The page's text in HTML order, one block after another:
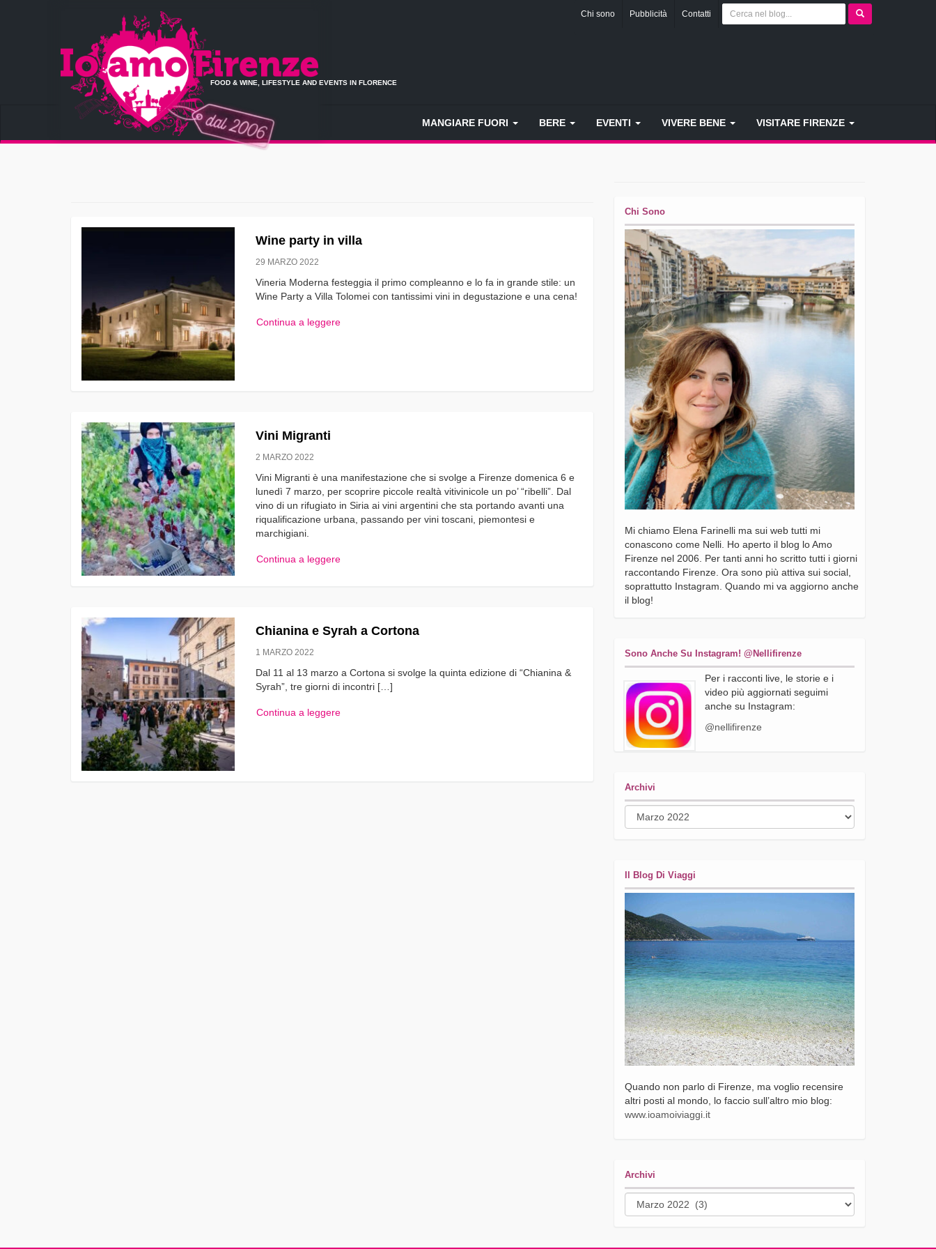
Chi sono Pubblicità Contatti
FOOD & WINE, LIFESTYLE AND EVENTS IN FLORENCE
MANGIARE FUORI BERE EVENTI VIVERE BENE VISITARE FIRENZE
Wine party in villa
29 MARZO 2022
Vineria Moderna festeggia il primo compleanno e lo fa in grande stile: un
Wine Party a Villa Tolomei con tantissimi vini in degustazione e una cena!
Continua a leggere
Vini Migranti
2 MARZO 2022
Vini Migranti è una manifestazione che si svolge a Firenze domenica 6 e
lunedì 7 marzo, per scoprire piccole realtà vitivinicole un po’ “ribelli”. Dal
vino di un rifugiato in Siria ai vini argentini che sta portando avanti una
riqualificazione urbana, passando per vini toscani, piemontesi e
marchigiani.
Continua a leggere
Chianina e Syrah a Cortona
1 MARZO 2022
Dal 11 al 13 marzo a Cortona si svolge la quinta edizione di “Chianina &
Syrah”, tre giorni di incontri […]
Continua a leggere
Chi Sono
Mi chiamo Elena Farinelli ma sui web tutti mi
conascono come Nelli. Ho aperto il blog lo Amo
Firenze nel 2006. Per tanti anni ho scritto tutti i giorni
raccontando Firenze. Ora sono più attiva sui social,
soprattutto Instagram. Quando mi va aggiorno anche
il blog!
Sono Anche Su Instagram! @nellifirenze
Per i racconti live, le storie e i
video più aggiornati seguimi
anche su Instagram:
@nellifirenze
Archivi
Archivi
Il Blog Di Viaggi
Quando non parlo di Firenze, ma voglio recensire
altri posti al mondo, lo faccio sull’altro mio blog:
www.ioamoiviaggi.it
Archivi
Archivi